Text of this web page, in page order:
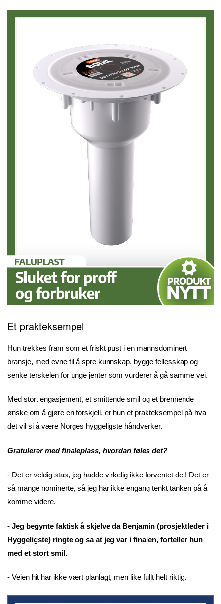
Et prakteksempel
Hun trekkes fram som et friskt pust i en mannsdominert
bransje, med evne til å spre kunnskap, bygge fellesskap og
senke terskelen for unge jenter som vurderer å gå samme vei.
Med stort engasjement, et smittende smil og et brennende
ønske om å gjøre en forskjell, er hun et prakteksempel på hva
det vil si å være Norges hyggeligste håndverker.
Gratulerer med finaleplass, hvordan føles det?
- Det er veldig stas, jeg hadde virkelig ikke forventet det! Det er
så mange nominerte, så jeg har ikke engang tenkt tanken på å
komme videre.
- Jeg begynte faktisk å skjelve da Benjamin (prosjektleder i
Hyggeligste) ringte og sa at jeg var i finalen, forteller hun
med et stort smil.
- Veien hit har ikke vært planlagt, men like fullt helt riktig.